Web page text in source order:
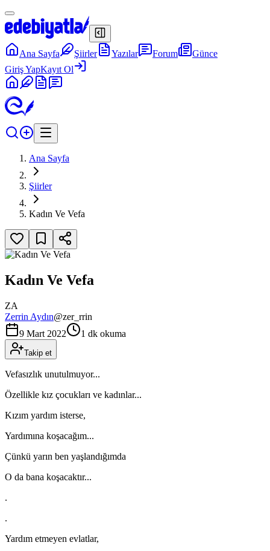
Ana Sayfa Şiirler Yazılar Forum
Günce
Giriş YapKayıt Ol
Ana Sayfa
Şiirler
Kadın Ve Vefa
Kadın Ve Vefa
ZA
Zerrin Aydın@zer_rrin
9 Mart 2022
1 dk okuma
Takip et
Vefasızlık unutulmuyor...
Özellikle kız çocukları ve kadınlar...
Kızım yardım isterse,
Yardımına koşacağım...
Çünkü yarın ben yaşlandığımda
O da bana koşacaktır...
.
.
Yardım etmeyen evlatlar,